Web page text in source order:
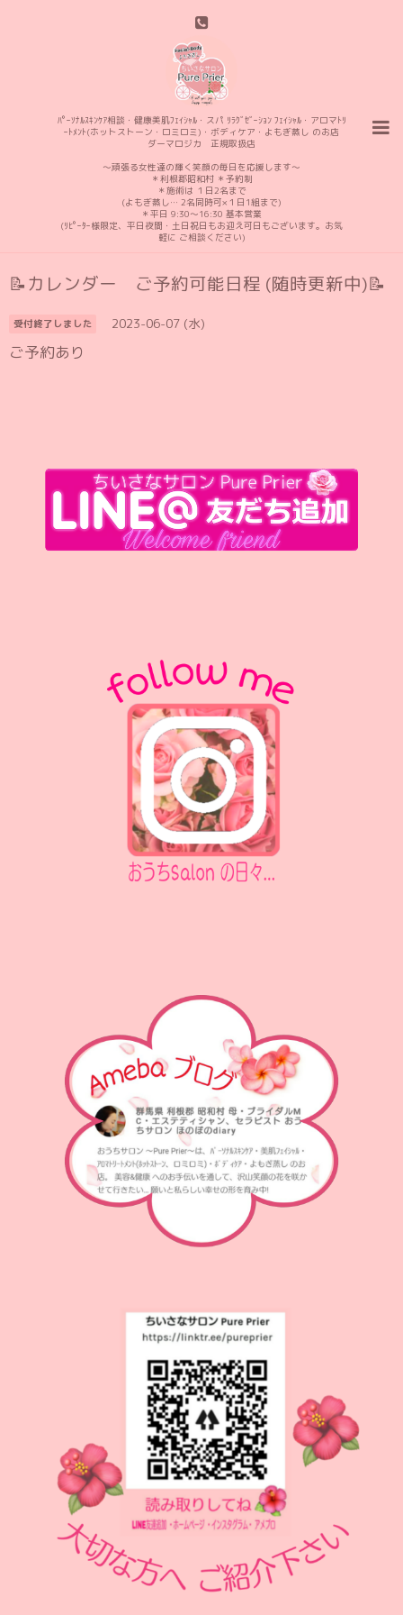
ﾊﾟｰｿﾅﾙｽｷﾝｹｱ相談・健康美肌ﾌｪｲｼｬﾙ・スパ ﾘﾗｸﾞｾﾞｰｼｮﾝ ﾌｪｲｼｬﾙ・アロマﾄﾘ
ｰﾄﾒﾝﾄ(ホットストーン・ロミロミ)・ボディケア・よもぎ蒸し のお店
ダーマロジカ 正規取扱店
〜頑張る女性達の輝く笑顔の毎日を応援します〜
＊利根郡昭和村 ＊予約制
＊施術は １日2名まで
(よもぎ蒸し… 2名同時可×１日1組まで)
＊平日 9:30〜16:30 基本営業
(ﾘﾋﾟｰﾀｰ様限定、平日夜間・土日祝日もお迎え可日もございます。お気
軽に ご相談ください)
📝カレンダー ご予約可能日程 (随時更新中)📝
受付終了しました 2023-06-07 (水)
ご予約あり